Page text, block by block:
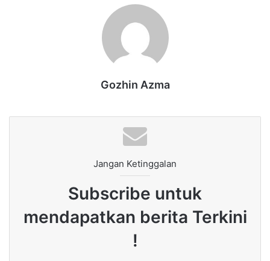
Gozhin Azma
Jangan Ketinggalan
Subscribe untuk
mendapatkan berita Terkini
!